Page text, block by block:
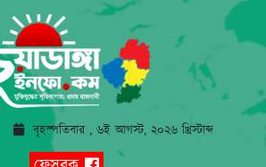
বৃহস্পতিবার , ৬ই আগস্ট, ২০২৬ খ্রিস্টাব্দ